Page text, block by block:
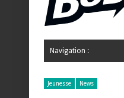
Navigation :
Jeunesse News